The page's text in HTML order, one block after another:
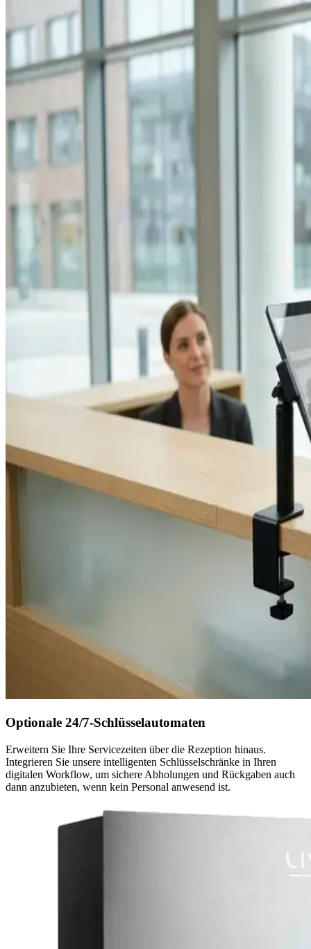
Optionale 24/7-Schlüsselautomaten
Erweitern Sie Ihre Servicezeiten über die Rezeption hinaus.
Integrieren Sie unsere intelligenten Schlüsselschränke in Ihren
digitalen Workflow, um sichere Abholungen und Rückgaben auch
dann anzubieten, wenn kein Personal anwesend ist.